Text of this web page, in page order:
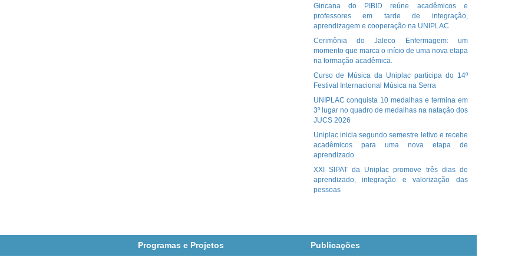
Gincana do PIBID reúne acadêmicos e
professores em tarde de integração,
aprendizagem e cooperação na UNIPLAC
Cerimônia do Jaleco Enfermagem: um
momento que marca o início de uma nova etapa
na formação acadêmica.
Curso de Música da Uniplac participa do 14º
Festival Internacional Música na Serra
UNIPLAC conquista 10 medalhas e termina em
3º lugar no quadro de medalhas na natação dos
JUCS 2026
Uniplac inicia segundo semestre letivo e recebe
acadêmicos para uma nova etapa de
aprendizado
XXI SIPAT da Uniplac promove três dias de
aprendizado, integração e valorização das
pessoas
Programas e Projetos Publicações